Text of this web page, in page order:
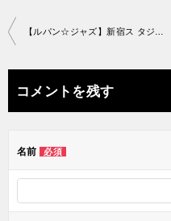
投
ナ
ビ
ー
コメントを残す
名前 必須